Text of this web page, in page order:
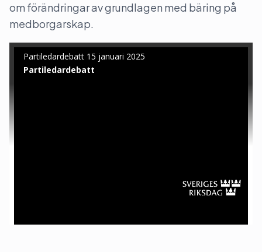
om förändringar av grundlagen med bäring på
medborgarskap.